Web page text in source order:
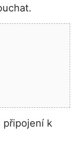
připojení k